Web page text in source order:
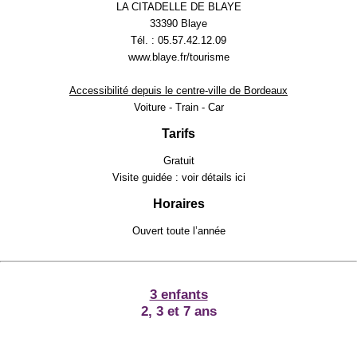
LA CITADELLE DE BLAYE
33390 Blaye
Tél. : 05.57.42.12.09
www.blaye.fr/tourisme
Accessibilité depuis le centre-ville de Bordeaux
Voiture - Train - Car
Tarifs
Gratuit
Visite guidée : voir détails ici
Horaires
Ouvert toute l’année
3 enfants
2, 3 et 7 ans